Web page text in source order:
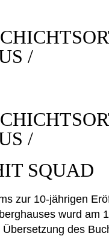
/
/
SQUAD
zur 10-jährigen
wurd am
des